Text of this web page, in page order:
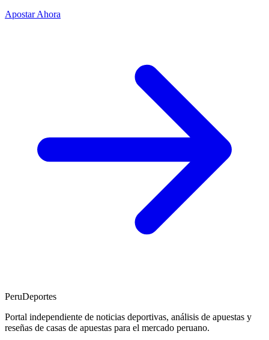
Apostar Ahora
PeruDeportes
Portal independiente de noticias deportivas, análisis de apuestas y
reseñas de casas de apuestas para el mercado peruano.